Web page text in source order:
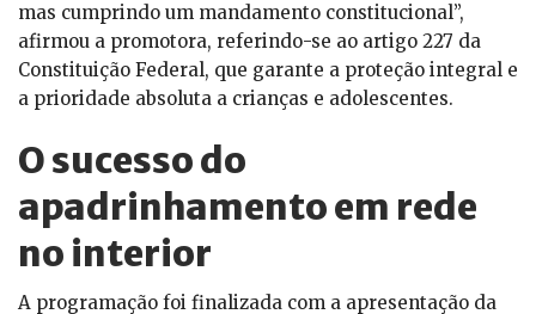
mas cumprindo um mandamento constitucional”,
afirmou a promotora, referindo-se ao artigo 227 da
Constituição Federal, que garante a proteção integral e
a prioridade absoluta a crianças e adolescentes.
O sucesso do
apadrinhamento em rede
no interior
A programação foi finalizada com a apresentação da